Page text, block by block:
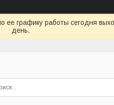
ее графику работы сегодня
день.